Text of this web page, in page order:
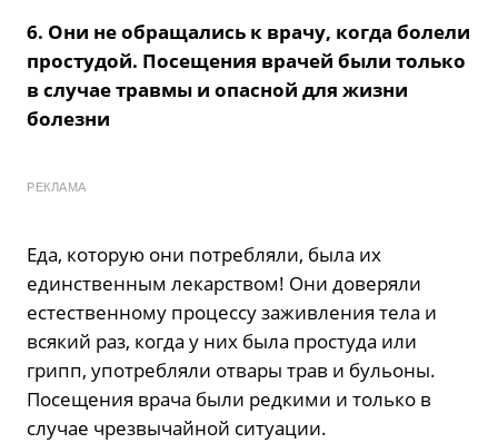
6. Они не обращались к врачу, когда болели
простудой. Посещения врачей были только
в случае травмы и опасной для жизни
болезни
РЕКЛАМА
Еда, которую они потребляли, была их
единственным лекарством! Они доверяли
естественному процессу заживления тела и
всякий раз, когда у них была простуда или
грипп, употребляли отвары трав и бульоны.
Посещения врача были редкими и только в
случае чрезвычайной ситуации.